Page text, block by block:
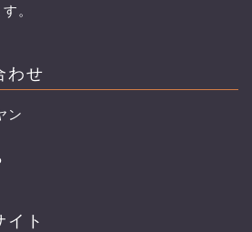
。
わせ
ン
イト